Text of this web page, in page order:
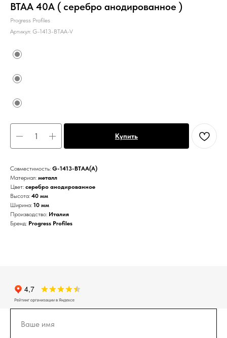
BTAA 40A ( серебро анодированное )
Progress Profiles
Артикул: G-1413-BTAA-V
Купить
Совместимость: G-1413-BTAA(А)
Материал: металл
Цвет: серебро анодированное
Высота: 40 мм
Ширина: 10 мм
Производство: Италия
Бренд: Progress Profiles